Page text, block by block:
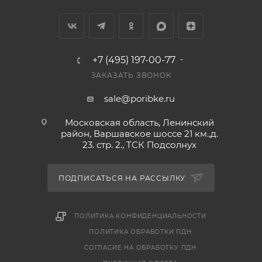
Купить выгодно в интернет-магазине "По-Рыбке"
+7 (495) 197-00-77
ЗАКАЗАТЬ ЗВОНОК
sale@poribke.ru
Московская область, Ленинский
район, Варшавское шоссе 21 км.,д.
23. стр. 2., ТСК Подсолнух
ПОДПИСАТЬСЯ НА РАССЫЛКУ
ПОЛИТИКА КОНФИДЕНЦИАЛЬНОСТИ
ПОЛИТИКА ОБРАБОТКИ ПДН
СОГЛАСИЕ НА ОБРАБОТКУ ПДН